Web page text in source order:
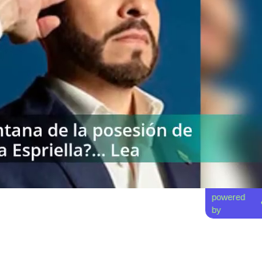
powered
by